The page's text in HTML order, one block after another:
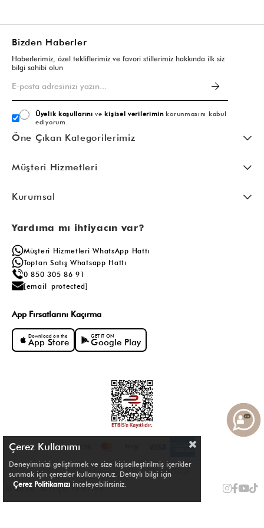
Bizden Haberler
Haberlerimiz, özel tekliflerimiz ve favori stillerimiz hakkında ilk siz
bilgi sahibi olun
Üyelik koşullarını vekişisel verileriminkorunmasını kabul
ediyorum.
Öne Çıkan Kategorilerimiz
Müşteri Hizmetleri
Kurumsal
Yardıma mı ihtiyacın var?
Müşteri Hizmetleri WhatsApp Hattı
Toptan Satış Whatsapp Hattı
0 850 305 86 91
[email protected]
App Fırsatlarını Kaçırma
Download on the
App Store
GET IT ON
Google Play
© Shule. All right reserved.
Çerez Kullanımı
Deneyiminizi geliştirmek ve size kişiselleştirilmiş içerikler
sunmak için çerezler kullanıyoruz. Detaylı bilgi için
Çerez Politikamızı inceleyebilirsiniz.